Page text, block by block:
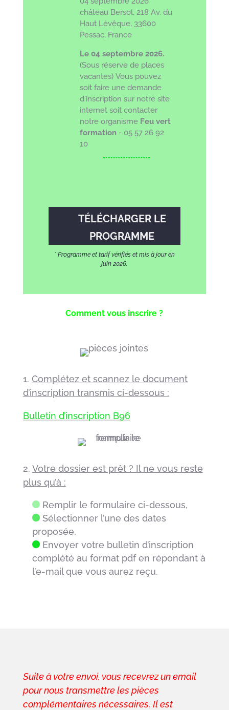
château Bersol, 218 Av. du
Haut Lévêque, 33600
Pessac, France
Le 04 septembre 2026.
(Sous réserve de places
vacantes)Vous pouvez
soit faire une demande
d'inscription sur notre site
internet soitcontacter
notre organisme Feu vert
formation- 05 57 26 92
10
TÉLÉCHARGER LE
PROGRAMME
* Programme et tarif vérifiés et mis à jour en
juin 2026.
Comment vous inscrire ?
1. Complétez et scannez le document
d’inscription transmis ci-dessous :
Bulletin d’inscription B96
2. Votre dossier est prêt ? Il ne vous reste
plus qu’à :
Remplir le formulaire ci-dessous,
Sélectionner l’une des dates
proposée,
Envoyer votre bulletin d’inscription
complété au format pdf en répondant à
l’e-mail que vous aurez reçu.
Suite à votre envoi, vous recevrez un email
pour nous transmettre les pièces
complémentaires nécessaires. Il est